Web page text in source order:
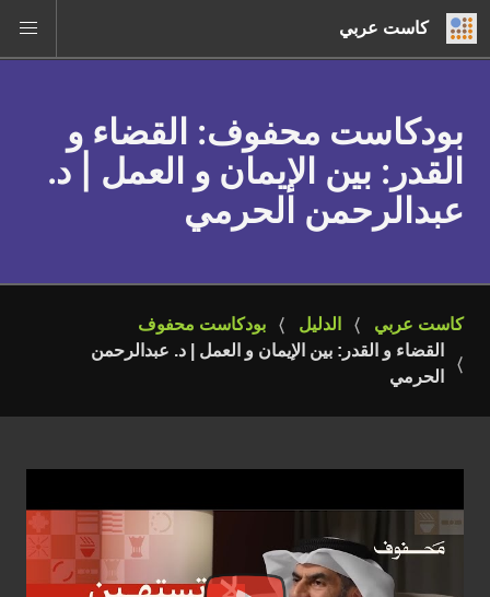
كاست عربي
بودكاست محفوف: القضاء و
القدر: بين الإيمان و العمل | د.
عبدالرحمن الحرمي
كاست عربي الدليل
بودكاست محفوف
القضاء و القدر: بين الإيمان و العمل | د. عبدالرحمن
الحرمي